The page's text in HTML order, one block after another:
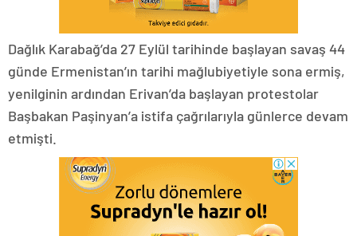
Dağlık Karabağ’da 27 Eylül tarihinde başlayan savaş 44
günde Ermenistan’ın tarihi mağlubiyetiyle sona ermiş,
yenilginin ardından Erivan’da başlayan protestolar
Başbakan Paşinyan’a istifa çağrılarıyla günlerce devam
etmişti.